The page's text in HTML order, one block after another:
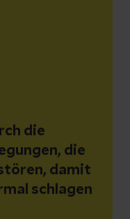
die
die
damit
schlagen